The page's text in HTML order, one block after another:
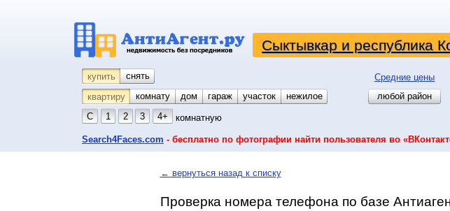
Сыктывкар и республика
купить снять
Средние цены
квартиру
комнату койко-место
дом гараж участок
нежилое
С
1 2 3 4+ комнатную
любой район
Search4Faces.com - бесплатно по фотографии найти пользователя во
← вернуться назад к списку
Проверка номера телефона по базе